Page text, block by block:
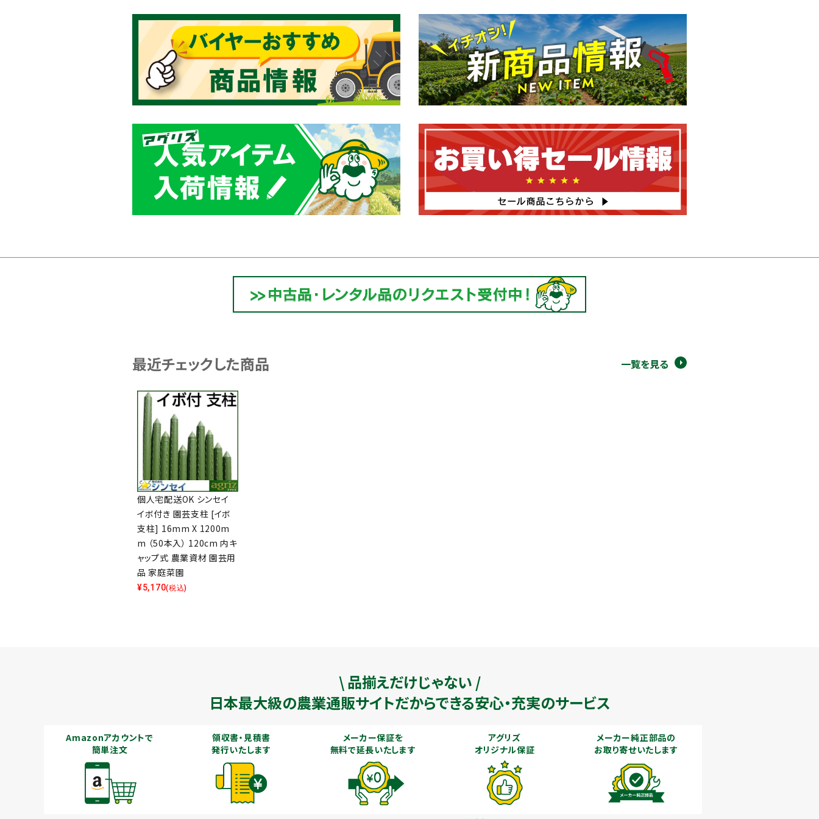
最近チェックした商品 一覧を見る
個人宅配送OK シンセイ
イボ付き 園芸支柱 [イボ
支柱] 16mm X 1200m
m （50本入） 120cm 内キ
ャップ式 農業資材 園芸用
品 家庭菜園
¥5,170(税込)
\ 品揃えだけじゃない /
日本最大級の農業通販サイトだからできる安心・充実のサービス
Amazonアカウントで
簡単注文
領収書・見積書
発行いたします
メーカー保証を
無料で延長いたします
アグリズ
オリジナル保証
メーカー純正部品の
お取り寄せいたします